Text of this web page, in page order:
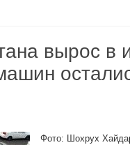
вырос в
Фото: Шохрух